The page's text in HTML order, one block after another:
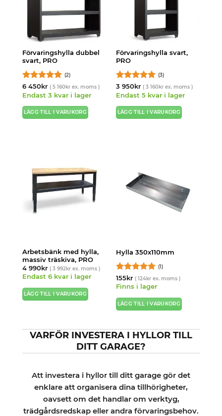
Förvaringshylla dubbel
svart, PRO
Betygsatt5
av 5
(2)
6 450kr ( 5 160krex. moms )
Endast 3 kvar i lager
LÄGG TILL I VARUKORG
Förvaringshylla svart,
PRO
Betygsatt5
av 5
(3)
3 950kr ( 3 160krex. moms )
Endast 5 kvar i lager
LÄGG TILL I VARUKORG
Arbetsbänk med hylla,
massiv träskiva, PRO
4 990kr ( 3 992krex. moms )
Endast 6 kvar i lager
LÄGG TILL I VARUKORG
Hylla 350x110mm
Betygsatt5
av 5
(1)
155kr ( 124krex. moms )
Finns i lager
LÄGG TILL I VARUKORG
VARFÖR INVESTERA I HYLLOR TILL
DITT GARAGE?
Att investera i hyllor till ditt garage gör det
enklare att organisera dina tillhörigheter,
oavsett om det handlar om verktyg,
trädgårdsredskap eller andra förvaringsbehov.